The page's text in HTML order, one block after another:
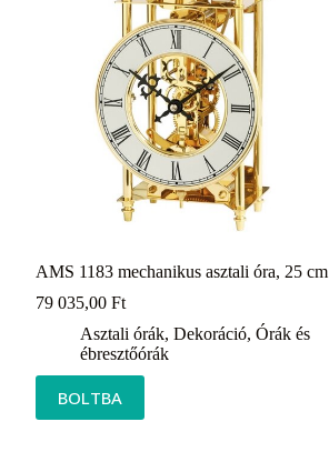
AMS 1183 mechanikus asztali óra, 25 cm
79 035,00 Ft
Asztali órák, Dekoráció, Órák és
ébresztőórák
BOLTBA